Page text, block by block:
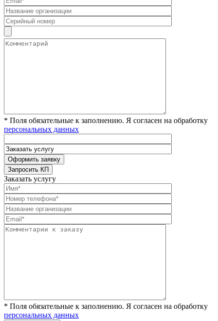
* Поля обязательные к заполнению. Я согласен на обработку
персональных данных
Заказать услугу
* Поля обязательные к заполнению. Я согласен на обработку
персональных данных